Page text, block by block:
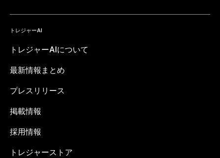
トレジャーAI
トレジャーAIについて
最新情報まとめ
プレスリリース
掲載情報
採用情報
トレジャーストア